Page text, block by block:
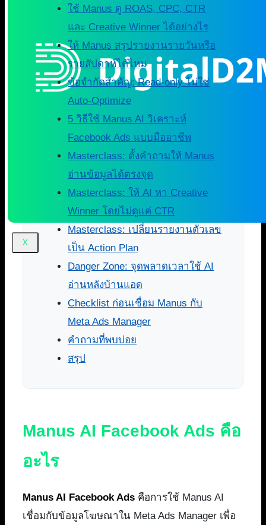
X
ใช้ Manus ดู ROAS, CPC, CTR
และ Creative Winner ได้อย่างไร
ให้ Manus สรุปรายงานรายวันหรือ
รายสัปดาห์ได้ไหม
ข้อจำกัดสำคัญ: Read-only ไม่ใช่
Auto-Optimize
5 วิธีใช้ Manus AI วิเคราะห์
Facebook Ads แบบมืออาชีพ
Masterclass: ตั้งคำถามให้ Manus
อ่านข้อมูลได้ตรงจุด
Masterclass: ให้ AI หา Creative
Winner โดยไม่ดูแค่ CTR
Masterclass: เปลี่ยนรายงานตัวเลข
เป็น Action Plan
Danger Zone: จุดพลาดเวลาใช้ AI
อ่านหลังบ้านแอด
Checklist ก่อนเชื่อม Manus กับ
Meta Ads Manager
คำถามที่พบบ่อย
สรุป
Manus AI Facebook Ads คือ
อะไร
Manus AI Facebook Ads คือการใช้ Manus AI
เชื่อมกับข้อมูลโฆษณาใน Meta Ads Manager เพื่อ